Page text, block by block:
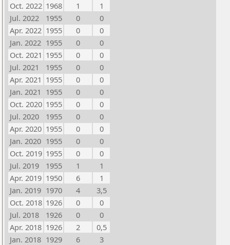
Oct. 2022 1968 1
1
Jul. 2022
1955 0
0
Apr. 2022 1955 0
0
Jan. 2022 1955 0
0
Oct. 2021 1955 0
0
Jul. 2021
1955 0
0
Apr. 2021 1955 0
0
Jan. 2021 1955 0
0
Oct. 2020 1955 0
0
Jul. 2020
1955 0
0
Apr. 2020 1955 0
0
Jan. 2020 1955 0
0
Oct. 2019 1955 0
0
Jul. 2019
1955 1
1
Apr. 2019 1950 6
1
Jan. 2019 1970 4
3,5
Oct. 2018 1926 0
0
Jul. 2018
1926 0
0
Apr. 2018 1926 2
0,5
Jan. 2018 1929 6
3